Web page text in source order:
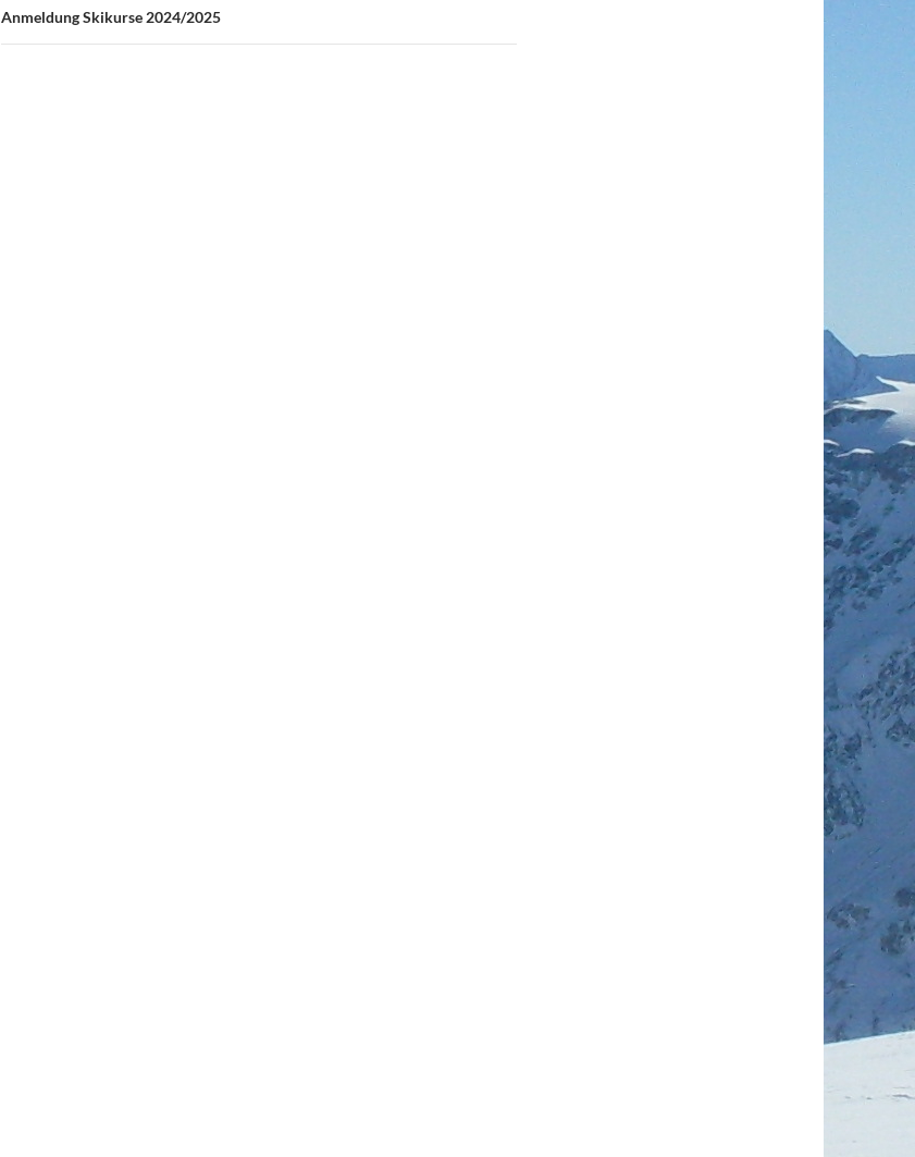
Anmeldung Skikurse 2024/2025